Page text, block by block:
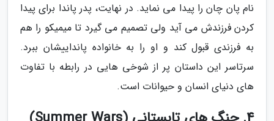
نام پان چان را پیدا می نماید. در نهایت، پدر پاندا برای پیدا
کردن فرزندش می آید ولی تصمیم می گیرد تا میمیکو را هم
به فرزندی قبول کند و او را به خانواده پانداییشان ببرد.
سرتاسر این داستان پر از شوخی هایی در رابطه با تفاوت
های دنیای انسان و حیوانات است.